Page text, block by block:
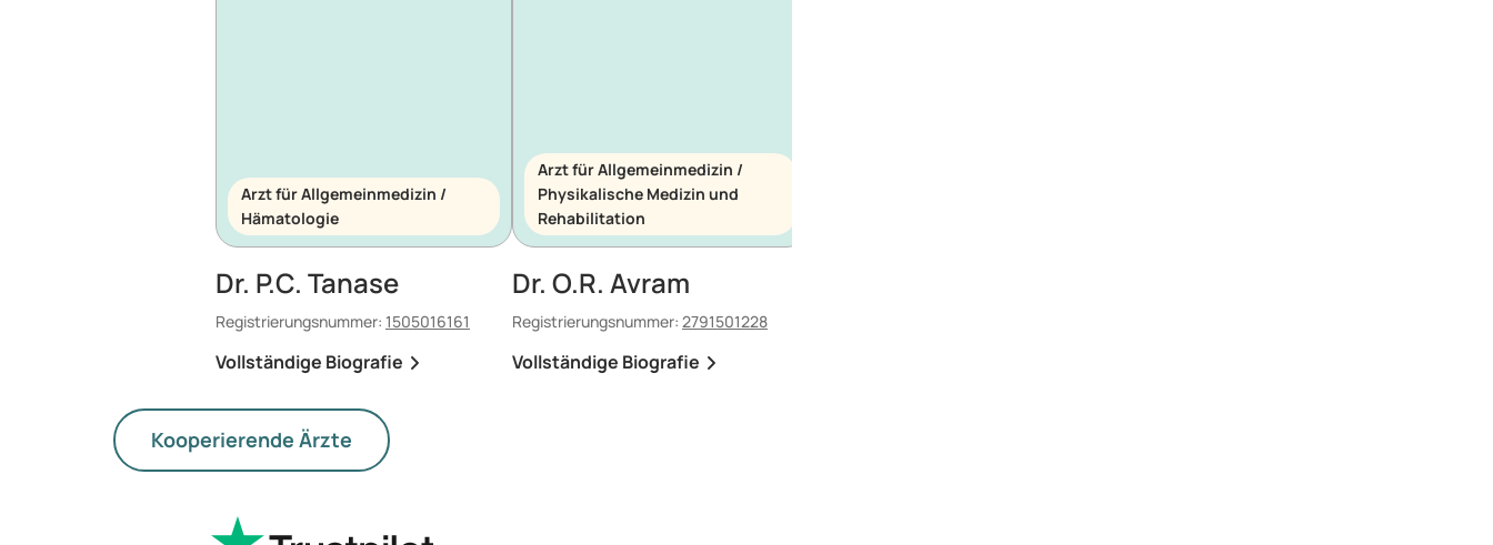
Arzt für Allgemeinmedizin /
Hämatologie
Dr. P.C. Tanase
Registrierungsnummer: 1505016161
Vollständige Biografie
Arzt für Allgemeinmedizin /
Physikalische Medizin und
Rehabilitation
Dr. O.R. Avram
Registrierungsnummer: 2791501228
Vollständige Biografie
Kooperierende Ärzte